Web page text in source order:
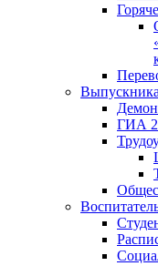
ГИА